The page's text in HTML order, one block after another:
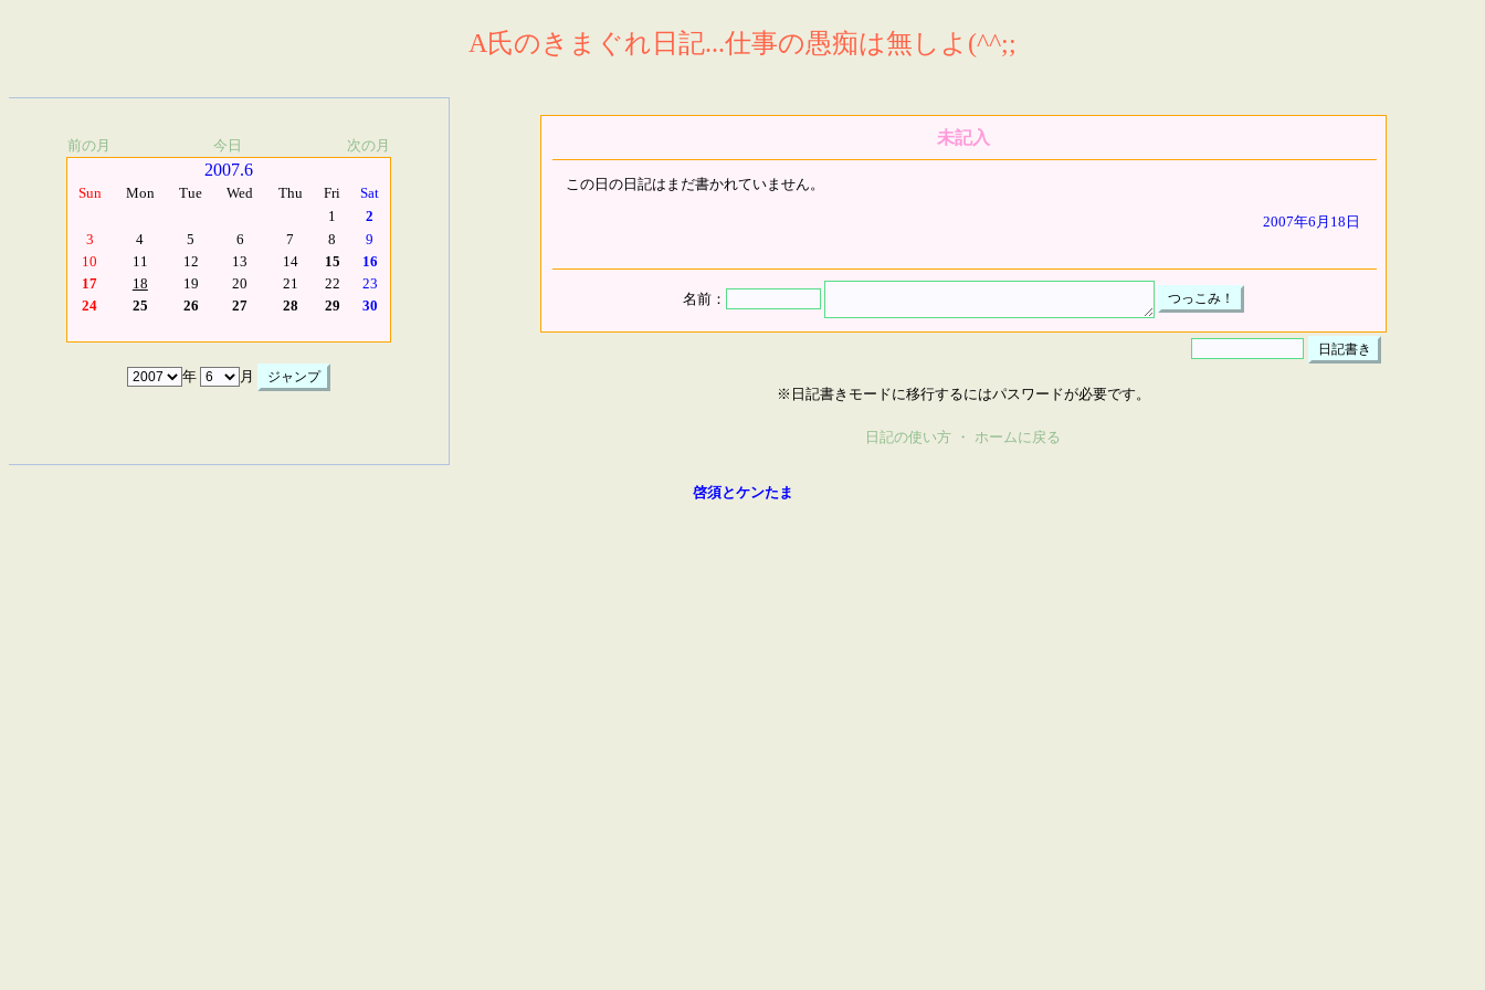
A氏のきまぐれ日記...仕事の愚痴は無しよ(^^;;
前の月 今日 次の月
2007.6
Sun Mon Tue Wed Thu Fri
Sat
1
2
3
4 5 6 7 8
9
10
11 12 13 14 15
16
17
18 19 20 21 22
23
24
25 26 27 28 29 30
年 月
未記入
この日の日記はまだ書かれていません。
2007年6月18日
名前：
※日記書きモードに移行するにはパスワードが必要です。
日記の使い方 ・ ホームに戻る
啓須とケンたま